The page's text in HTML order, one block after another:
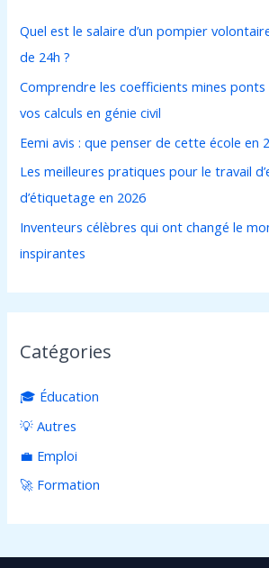
c
h
e
r
:
Quel est le salaire d’un pompier
de 24h ?
Comprendre les coefficients mines
vos calculs en génie civil
Eemi avis : que penser de cette école en
Les meilleures pratiques pour le travail
d’étiquetage en 2026
Inventeurs célèbres qui ont changé le
inspirantes
Catégories
🎓 Éducation
💡 Autres
💼 Emploi
🚀 Formation